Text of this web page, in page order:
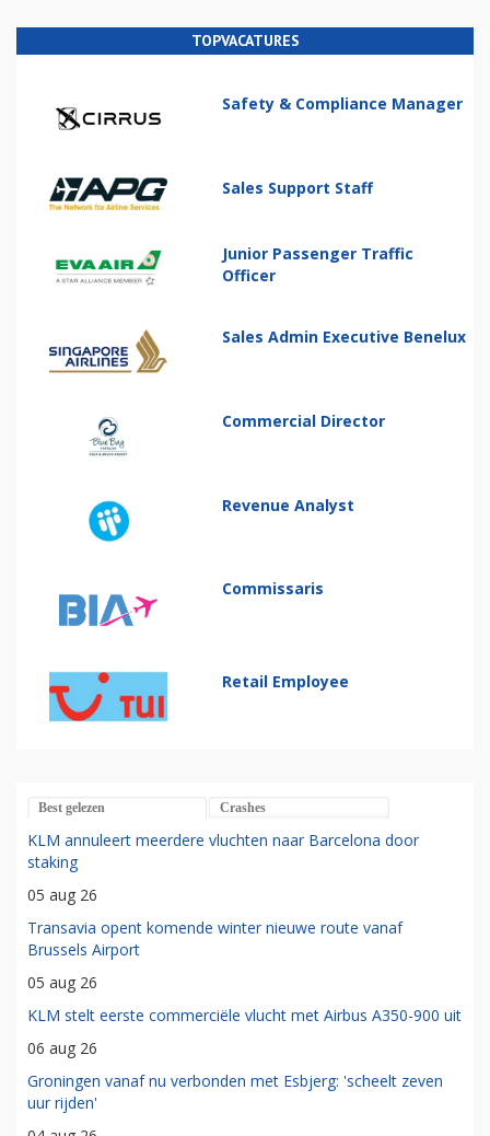
TOPVACATURES
Safety & Compliance Manager
Sales Support Staff
Junior Passenger Traffic
Officer
Sales Admin Executive Benelux
Commercial Director
Revenue Analyst
Commissaris
Retail Employee
Best gelezen Crashes
KLM annuleert meerdere vluchten naar Barcelona door
staking
05 aug 26
Transavia opent komende winter nieuwe route vanaf
Brussels Airport
05 aug 26
KLM stelt eerste commerciële vlucht met Airbus A350-900 uit
06 aug 26
Groningen vanaf nu verbonden met Esbjerg: 'scheelt zeven
uur rijden'